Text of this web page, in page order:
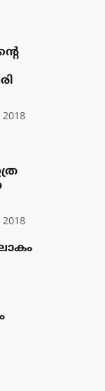
2018
2018